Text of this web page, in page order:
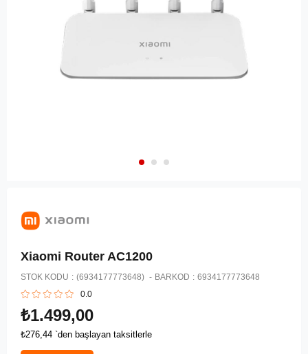
Xiaomi Router AC1200
STOK KODU (6934177773648) BARKOD : 6934177773648
0.0
₺1.499,00
₺276,44 `den başlayan taksitlerle